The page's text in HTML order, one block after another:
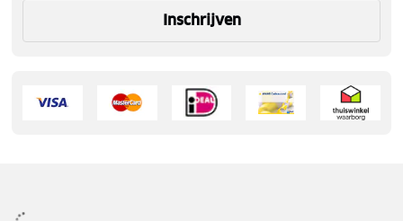
Inschrijven